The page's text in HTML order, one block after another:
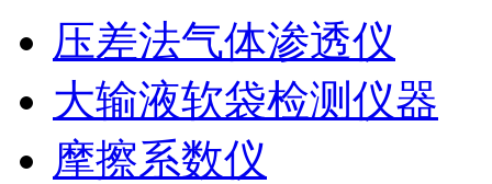
压差法气体渗透仪
大输液软袋检测仪器
摩擦系数仪